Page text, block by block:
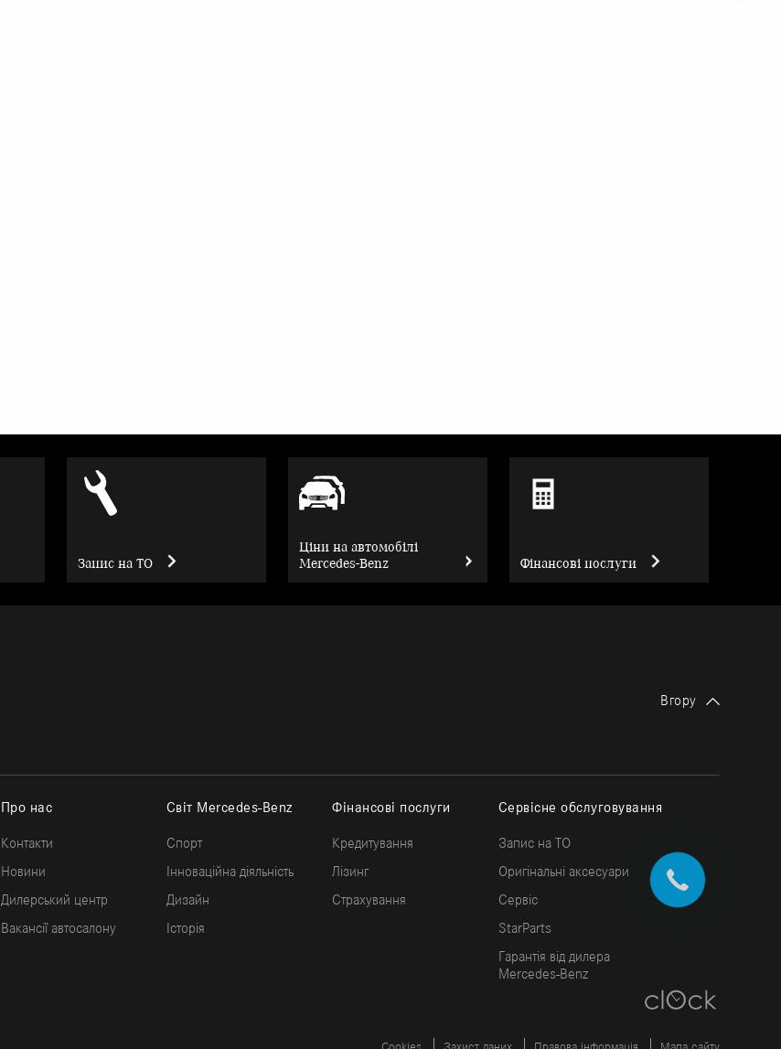
Запис на ТО
Ціни на автомобілі
Mercedes-Benz
Фінансові послуги
Вгору
Про нас
Контакти
Новини
Дилерський центр
Вакансії автосалону
Світ Mercedes-Benz
Спорт
Інноваційна діяльність
Дизайн
Історія
Фінансові послуги
Кредитування
Лізинг
Страхування
Сервісне обслуговування
Запис на ТО
Оригінальні аксесуари
Сервіс
StarParts
Гарантія від дилера
Mercedes-Benz